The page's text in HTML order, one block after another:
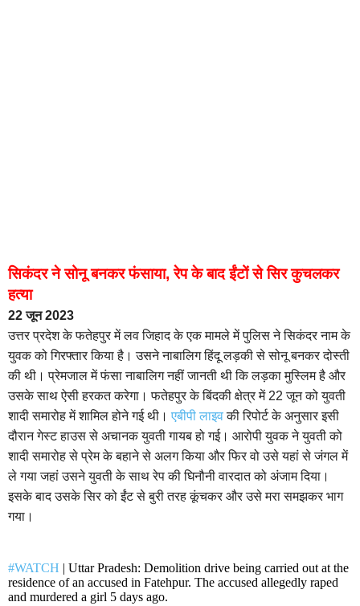
सिकंदर ने सोनू बनकर फंसाया, रेप के बाद ईंटों से सिर कुचलकर
हत्या
22 जून 2023
उत्तर प्रदेश के फतेहपुर में लव जिहाद के एक मामले में पुलिस ने सिकंदर नाम के
युवक को गिरफ्तार किया है। उसने नाबालिग हिंदू लड़की से सोनू बनकर दोस्ती
की थी। प्रेमजाल में फंसा नाबालिग नहीं जानती थी कि लड़का मुस्लिम है और
उसके साथ ऐसी हरकत करेगा। फतेहपुर के बिंदकी क्षेत्र में 22 जून को युवती
शादी समारोह में शामिल होने गई थी। एबीपी लाइवकी रिपोर्ट के अनुसार इसी
दौरान गेस्ट हाउस से अचानक युवती गायब हो गई। आरोपी युवक ने युवती को
शादी समारोह से प्रेम के बहाने से अलग किया और फिर वो उसे यहां से जंगल में
ले गया जहां उसने युवती के साथ रेप की घिनौनी वारदात को अंजाम दिया।
इसके बाद उसके सिर को ईंट से बुरी तरह कूंचकर और उसे मरा समझकर भाग
गया।
#WATCH | Uttar Pradesh: Demolition drive being carried out at the
residence of an accused in Fatehpur. The accused allegedly raped
and murdered a girl 5 days ago.